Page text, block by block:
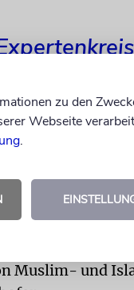
Muslim- und
zu den
Webseite
.